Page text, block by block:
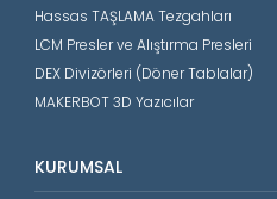
Hassas TAŞLAMA Tezgahları
LCM Presler ve Alıştırma Presleri
DEX Divizörleri (Döner Tablalar)
MAKERBOT 3D Yazıcılar
KURUMSAL